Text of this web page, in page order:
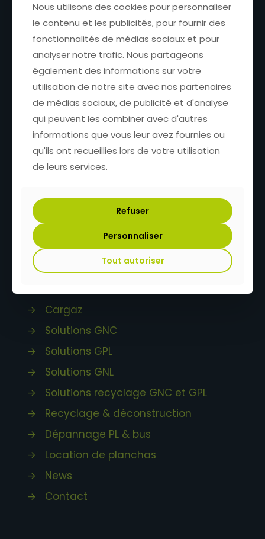
Cargaz
des solutions innovantes
dédiées au transfert de gaz
252 impasse des Quatre Vents
69210 Fleurieux-sur-l'Arbresle
France
→
Cargaz
→
Solutions GNC
→
Solutions GPL
→
Solutions GNL
→
Solutions recyclage GNC et GPL
→
Recyclage & déconstruction
→
Dépannage PL & bus
→
Location de planchas
→
News
→
Contact
Nous utilisons des cookies pour personnaliser
le contenu et les publicités, pour fournir des
fonctionnalités de médias sociaux et pour
analyser notre trafic. Nous partageons
également des informations sur votre
utilisation de notre site avec nos partenaires
de médias sociaux, de publicité et d'analyse
qui peuvent les combiner avec d'autres
informations que vous leur avez fournies ou
qu'ils ont recueillies lors de votre utilisation
de leurs services.
Refuser
Personnaliser
Tout autoriser